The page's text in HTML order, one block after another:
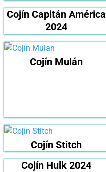
Cojín Capitán América
2024
Cojín Mulán
Cojín Stitch
Cojín Hulk 2024